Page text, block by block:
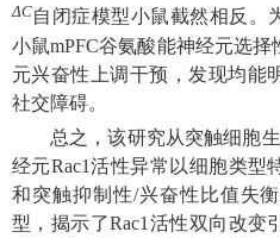
ΔC自闭症模型小鼠截然相反。
小鼠mPFC谷氨酸能神经元选
元兴奋性上调干预，发现均能
社交障碍。
总之，该研究从突触细胞
经元Rac1活性异常以细胞类型
和突触抑制性/兴奋性比值失
型，揭示了Rac1活性双向改变